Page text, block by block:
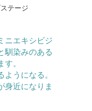
テージ
ニエキシビジ
馴染みのある
。
うになる。
身近になりま